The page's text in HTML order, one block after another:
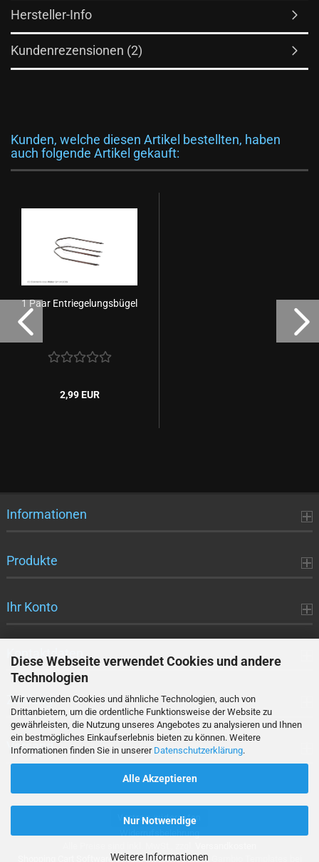
Diese Webseite verwendet Cookies und andere
Technologien
Wir verwenden Cookies und ähnliche Technologien, auch von
Drittanbietern, um die ordentliche Funktionsweise der Website zu
gewährleisten, die Nutzung unseres Angebotes zu analysieren und Ihnen
ein bestmögliches Einkaufserlebnis bieten zu können. Weitere
Informationen finden Sie in unserer Datenschutzerklärung.
Alle Akzeptieren
Nur Notwendige
Weitere Informationen
Hersteller-Info
Kundenrezensionen (2)
Kunden, welche diesen Artikel bestellten, haben
auch folgende Artikel gekauft:
1 Paar Entriegelungsbügel
2,99 EUR
Informationen
Produkte
Ihr Konto
Kontaktdaten
Zahlung
Versand
Vertrag widerrufen
Shopping Cart Softwareby Gambio.com © 2026 Gambio Templates bei